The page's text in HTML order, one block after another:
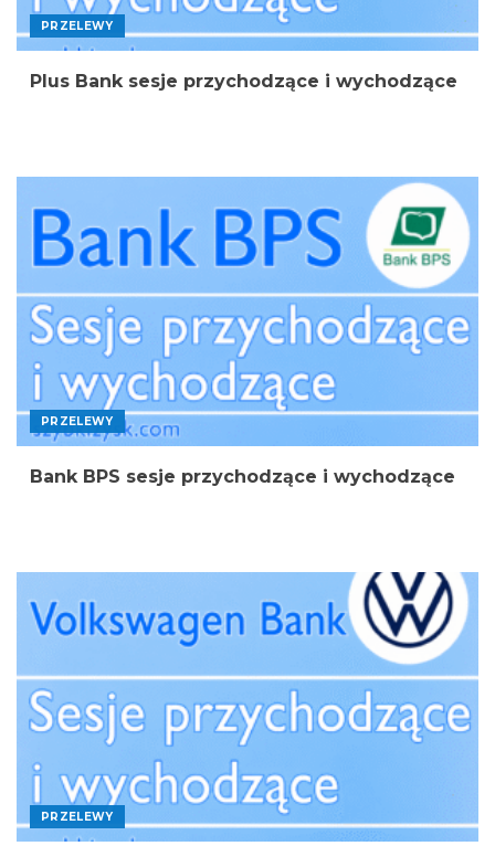
PRZELEWY
Plus Bank sesje przychodzące i wychodzące
PRZELEWY
Bank BPS sesje przychodzące i wychodzące
PRZELEWY